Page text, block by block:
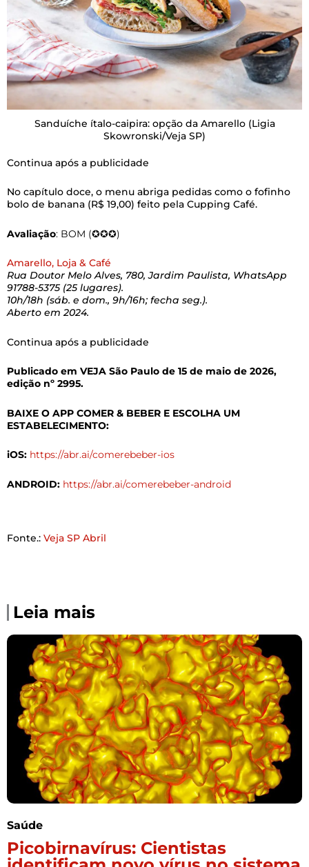
Sanduíche ítalo-caipira: opção da Amarello (Ligia
Skowronski/Veja SP)
Continua após a publicidade
No capítulo doce, o menu abriga pedidas como o fofinho
bolo de banana (R$ 19,00) feito pela Cupping Café.
Avaliação: BOM (✪✪✪)
Amarello, Loja & Café
Rua Doutor Melo Alves, 780, Jardim Paulista, WhatsApp
91788-5375 (25 lugares).
10h/18h (sáb. e dom., 9h/16h; fecha seg.).
Aberto em 2024.
Continua após a publicidade
Publicado em VEJA São Paulo de 15 de maio de 2026,
edição nº 2995.
BAIXE O APP COMER & BEBER E ESCOLHA UM
ESTABELECIMENTO:
iOS: https://abr.ai/comerebeber-ios
ANDROID: https://abr.ai/comerebeber-android
Fonte.: Veja SP Abril
Leia mais
Saúde
Picobirnavírus: Cientistas